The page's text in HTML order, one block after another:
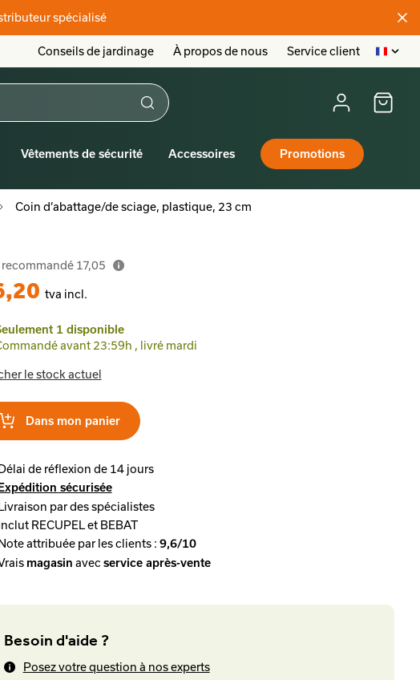
spécialisé
Conseils de jardinage À propos de nous Service client
Vêtements de sécurité Accessoires Promotions
Coin d’abattage/de sciage, plastique, 23 cm
recommandé 17,05
tva incl.
1 disponible
avant 23:59h , livré mardi
le stock actuel
Dans mon panier
de réflexion de 14 jours
Expédition sécurisée
par des spécialistes
RECUPEL et BEBAT
attribuée par les clients : 9,6/10
magasin avec service après-vente
Besoin d'aide ?
Posez votre question à nos experts